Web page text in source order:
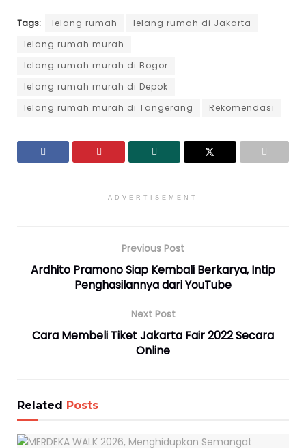
Tags: lelang rumah
lelang rumah di Jakarta
lelang rumah murah
lelang rumah murah di Bogor
lelang rumah murah di Depok
lelang rumah murah di Tangerang
Rekomendasi
ADVERTISEMENT
Previous Post
Ardhito Pramono Siap Kembali Berkarya, Intip
Penghasilannya dari YouTube
Next Post
Cara Membeli Tiket Jakarta Fair 2022 Secara
Online
Related Posts